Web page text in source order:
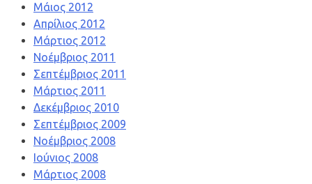
Μάιος 2012
Απρίλιος 2012
Μάρτιος 2012
Νοέμβριος 2011
Σεπτέμβριος 2011
Μάρτιος 2011
Δεκέμβριος 2010
Σεπτέμβριος 2009
Νοέμβριος 2008
Ιούνιος 2008
Μάρτιος 2008